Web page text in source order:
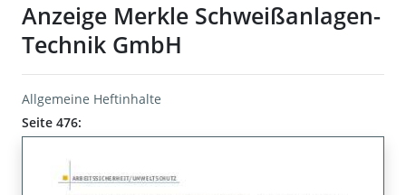
Anzeige Merkle Schweißanlagen-
Technik GmbH
Allgemeine Heftinhalte
Seite 476: